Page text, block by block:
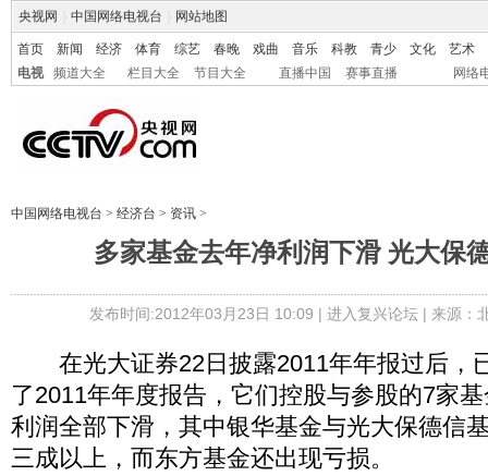
央视网 中国网络电视台 网站地图
首页 新闻 经济 体育 综艺 春晚 戏曲 音乐 科教 青少 文化
艺术
电视
频道大全 栏目大全 节目大全 直播中国 赛事直播 网络
中国网络电视台 > 经济台 > 资讯 >
多家基金去年净利润下滑 光大保
发布时间:2012年03月23日 10:09 | 进入复兴论坛| 来源：
在光大证券22日披露2011年年报过后，
了2011年年度报告，它们控股与参股的7家
利润全部下滑，其中银华基金与光大保德信
三成以上，而东方基金还出现亏损。